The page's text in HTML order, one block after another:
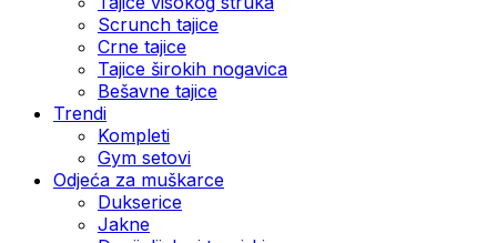
Scrunch tajice
Crne tajice
Tajice širokih nogavica
Bešavne tajice
Trendi
Kompleti
Gym setovi
Odjeća za muškarce
Dukserice
Jakne